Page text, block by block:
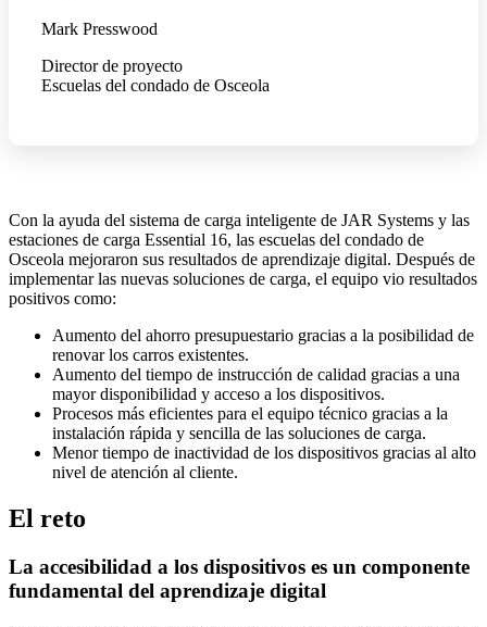
Mark Presswood
Director de proyecto
Escuelas del condado de Osceola
Con la ayuda del sistema de carga inteligente de JAR Systems y las
estaciones de carga Essential 16, las escuelas del condado de
Osceola mejoraron sus resultados de aprendizaje digital. Después de
implementar las nuevas soluciones de carga, el equipo vio resultados
positivos como:
Aumento del ahorro presupuestario gracias a la posibilidad de
renovar los carros existentes.
Aumento del tiempo de instrucción de calidad gracias a una
mayor disponibilidad y acceso a los dispositivos.
Procesos más eficientes para el equipo técnico gracias a la
instalación rápida y sencilla de las soluciones de carga.
Menor tiempo de inactividad de los dispositivos gracias al alto
nivel de atención al cliente.
El reto
La accesibilidad a los dispositivos es un componente
fundamental del aprendizaje digital